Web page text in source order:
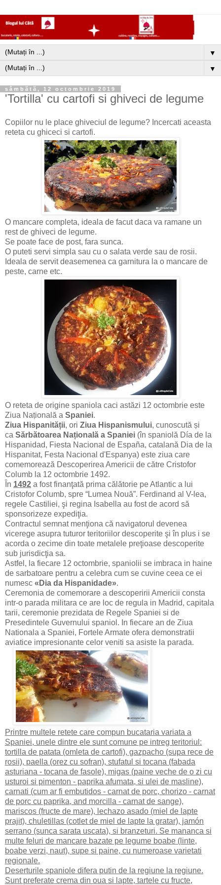
▼
▼
sâmbătă, 12 octombrie 2019
'Tortilla' cu cartofi si ghiveci de legume
Copiilor nu le place ghiveciul de legume? Incercati aceasta
reteta cu ghiceci si cartofi.
O mancare completa, ideala de facut daca va ramane un
rest de ghiveci de legume.
Se poate face de post, fara sunca.
O puteti servi simpla sau cu o salata verde sau de rosii.
Ideala de servit deasemenea ca garnitura la o mancare de
peste, carne etc.
O reteta de origine spaniola caci astăzi 12 octombrie este
Ziua Națională a Spaniei.
Ziua Hispanității, ori Ziua Hispanismului, cunoscută și
ca Sărbătoarea Națională a Spaniei (în spaniolă Día de la
Hispanidad, Fiesta Nacional de España, catalană Dia de la
Hispanitat, Festa Nacional d'Espanya) este ziua care
comemorează Descoperirea Americii de către Cristofor
Columb la 12 octombrie 1492.
În 1492 a fost finanţată prima călătorie pe Atlantic a lui
Cristofor Columb, spre “Lumea Nouă”. Ferdinand al V-lea,
regele Castiliei, şi regina Isabella au fost de acord să
sponsorizeze expediţia.
Contractul semnat menţiona că navigatorul devenea
vicerege asupra tuturor teritoriilor descoperite şi în plus i se
acorda o zecime din toate metalele preţioase descoperite
sub jurisdicţia sa.
Astfel, la fiecare 12 octombrie, spaniolii se imbraca in haine
de sarbatoare pentru a celebra cum se cuvine ceea ce ei
numesc «Dia da Hispanidade».
Ceremonia de comemorare a descoperirii Americii consta
intr-o parada militara ce are loc de regula in Madrid, capitala
tarii, ceremonie prezidata de Regele Spaniei si de
Presedintele Guvernului spaniol. In fiecare an de Ziua
Nationala a Spaniei, Fortele Armate ofera demonstratii
aviatice impresionante celor veniti sa asiste la parada.
Printre multele retete care compun bucataria variata a
Spaniei, unele dintre ele sunt comune pe intreg teritoriul:
tortilla de patata (omleta de cartofi), gazpacho (supa rece de
rosii), paella (orez cu sofran), stufatul si tocana (fabada
asturiana - tocana de fasole), migas (paine veche de o zi cu
usturoi si pimenton - paprika afumata, si ulei de masline),
carnati (cum ar fi embutidos - carnat de porc, chorizo - carnat
de porc cu paprika, and morcilla - carnat de sange),
mariscos (fructe de mare), lechazo asado (miel de lapte
prajit), chuletillas (cotlet de miel de lapte la gratar), jamón
serrano (sunca sarata uscata), si branzeturi. Se mananca si
multe feluri de mancare bazate pe legume boabe (linte,
boabe verzi, naut), supe si paine, cu numeroase varietati
regionale.
Deserturile spaniole difera putin de la regiune la regiune.
Sunt preferate crema din oua si lapte, tartele cu fructe,